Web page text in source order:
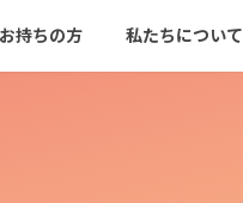
持ちの方 私たちについて